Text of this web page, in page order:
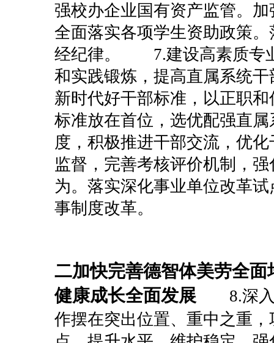
强校办企业国有资产监管。
全面落实各项学生资助政策
经纪律。
7.建设高素质专
和实践锻炼，提高直属系统
新时代好干部标准，以正职
标准放在首位，选优配强直
度，积极推进干部交流，优
监督，完善考核评价机制，
为。落实深化事业单位改革
事制度改革。
二加快完善德智体美劳全
健康成长全面发展
8.深
作摆在突出位置、重中之重